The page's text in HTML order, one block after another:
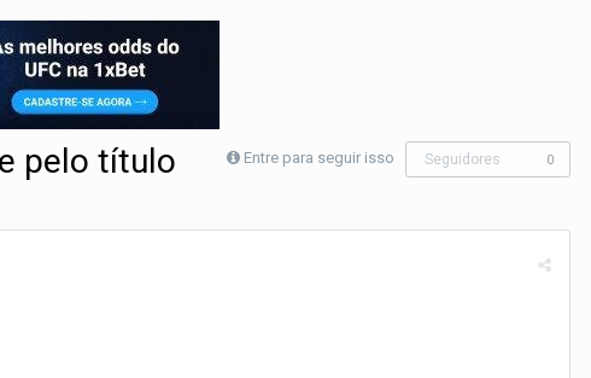
Entre para seguir isso Seguidores 0
pelo título